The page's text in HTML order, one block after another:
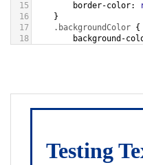
15
border-color:
16
}
17
.backgroundColor {
18
background-
white, rgb(0,51,135));
div class="textColor
< h1>Testing Text